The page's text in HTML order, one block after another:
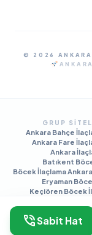
© 2026
GRUP
Ankara Bahçe
Ankara Fare
Ankara
Batıkent
Böcek İlaçlama Ankara
Eryaman
Keçiören Böcek
phone_in_talkSabit Hat